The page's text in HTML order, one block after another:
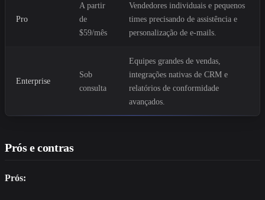
Pro
A partir
de
$59/mês
Vendedores individuais e pequenos
times precisando de assistência e
personalização de e-mails.
Enterprise
Sob
consulta
Equipes grandes de vendas,
integrações nativas de CRM e
relatórios de conformidade
avançados.
Prós e contras
Prós: